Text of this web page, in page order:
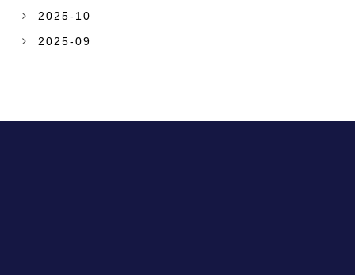
2025-10
2025-09